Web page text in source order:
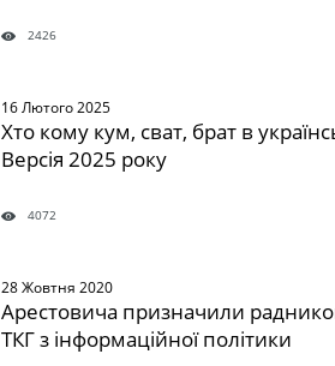
2426
16 Лютого 2025
Хто кому кум, сват, брат в
Версія 2025 року
4072
28 Жовтня 2020
Арестовича призначили
ТКГ з інформаційної політики